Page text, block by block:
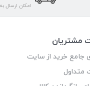
امکان ارسال
مشتریان
جامع خرید از سایت
متداول